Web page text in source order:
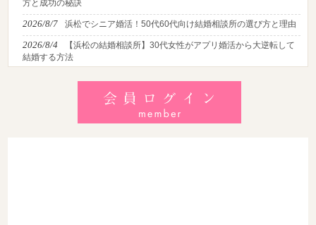
方と成功の秘訣
2026/8/7 浜松でシニア婚活！50代60代向け結婚相談所の選び方と理由
2026/8/4
【浜松の結婚相談所】30代女性がアプリ婚活から大逆転して
結婚する方法
しいデートの服装・スポット徹底解説
【浜松】アラフォー男性が婚活で無双する3つの戦略！30代
後半・40代からの大人の成婚術